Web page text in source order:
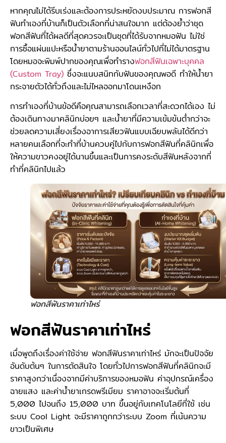
หากคุณไม่ได้รีบเร่งและต้องการประหยัดงบประมาณ การฟอกสี
ฟันทำเองที่บ้านก็เป็นตัวเลือกที่น่าสนใจมาก แต่ต้องย้ำว่าชุด
ฟอกสีฟันที่ได้ผลดีที่สุดควรจะเป็นชุดที่ได้รับจากหมอฟัน ไม่ใช่
การซื้อแผ่นแปะหรือน้ำยาตามร้านออนไลน์ทั่วไปที่ไม่ได้มาตรฐาน
โดยหมอจะพิมพ์ปากของคุณเพื่อทำรางฟอกสีฟันเฉพาะบุคคล
(Custom Tray) ซึ่งจะแนบสนิทกับฟันของคุณพอดี ทำให้น้ำยา
กระจายตัวได้ทั่วถึงและไม่ไหลออกมาโดนเหงือก
การทำเองที่บ้านข้อดีคือคุณสามารถเลือกเวลาที่สะดวกได้เอง ไม่
ต้องเดินทางมาคลินิกบ่อยๆ และน้ำยาที่มีความเข้มข้นต่ำกว่าจะ
ช่วยลดความเสี่ยงเรื่องอาการเสียวฟันแบบเฉียบพลันได้ดีกว่า
หลายคนเลือกที่จะทำที่บ้านควบคู่ไปกับการฟอกสีฟันที่คลินิกเพื่อ
ให้ความขาวคงอยู่ได้นานขึ้นและเป็นการคงระดับสีฟันหลังจากที่
ทำที่คลินิกไปแล้ว
ฟอกสีฟันราคาเท่าไหร่
ฟอกสีฟันราคาเท่าไหร่
เมื่อพูดถึงเรื่องค่าใช้จ่าย ฟอกสีฟันราคาเท่าไหร่ มักจะเป็นปัจจัย
อันดับต้นๆ ในการตัดสินใจ โดยทั่วไปการฟอกสีฟันที่คลินิกจะมี
ราคาสูงกว่าเนื่องจากมีค่าบริการของหมอฟัน ค่าอุปกรณ์เครื่อง
ฉายแสง และค่าน้ำยาเกรดพรีเมียม ราคาอาจจะเริ่มต้นที่
5,000 ไปจนถึง 15,000 บาท ขึ้นอยู่กับเทคโนโลยีที่ใช้ เช่น
ระบบ Cool Light จะมีราคาถูกกว่าระบบ Zoom ที่เน้นความ
ขาวเป็นพิเศษ